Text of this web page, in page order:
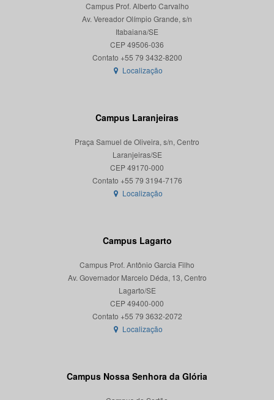
Campus Prof. Alberto Carvalho
Av. Vereador Olímpio Grande, s/n
Itabaiana/SE
CEP 49506-036
Localização
Campus Laranjeiras
Praça Samuel de Oliveira, s/n, Centro
Laranjeiras/SE
CEP 49170-000
Localização
Campus Lagarto
Campus Prof. Antônio Garcia Filho
Av. Governador Marcelo Déda, 13, Centro
Lagarto/SE
CEP 49400-000
Localização
Campus Nossa Senhora da Glória